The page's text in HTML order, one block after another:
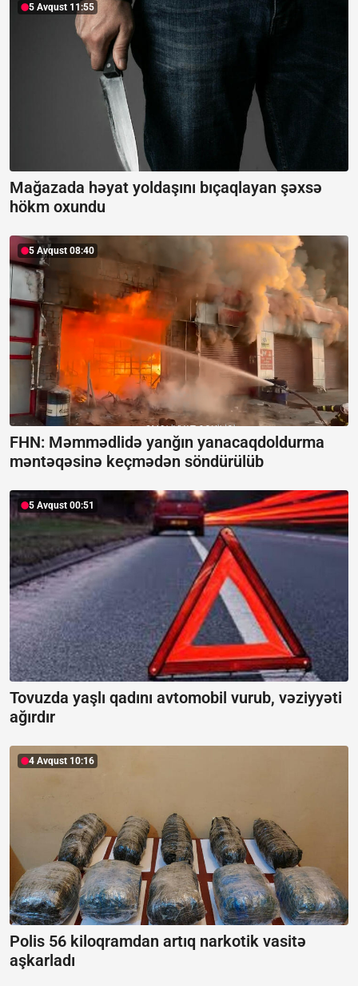
5 Avqust 11:55
Mağazada həyat yoldaşını bıçaqlayan şəxsə
hökm oxundu
5 Avqust 08:40
FHN: Məmmədlidə yanğın yanacaqdoldurma
məntəqəsinə keçmədən söndürülüb
5 Avqust 00:51
Tovuzda yaşlı qadını avtomobil vurub, vəziyyəti
ağırdır
4 Avqust 10:16
Polis 56 kiloqramdan artıq narkotik vasitə
aşkarladı